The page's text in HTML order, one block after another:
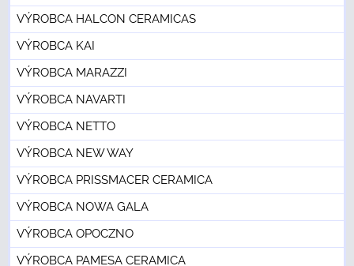
VÝROBCA HALCON CERAMICAS
VÝROBCA KAI
VÝROBCA MARAZZI
VÝROBCA NAVARTI
VÝROBCA NETTO
VÝROBCA NEW WAY
VÝROBCA PRISSMACER CERAMICA
VÝROBCA NOWA GALA
VÝROBCA OPOCZNO
VÝROBCA PAMESA CERAMICA